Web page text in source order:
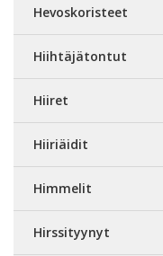
Hevoskoristeet
Hiihtäjätontut
Hiiret
Hiiriäidit
Himmelit
Hirssityynyt